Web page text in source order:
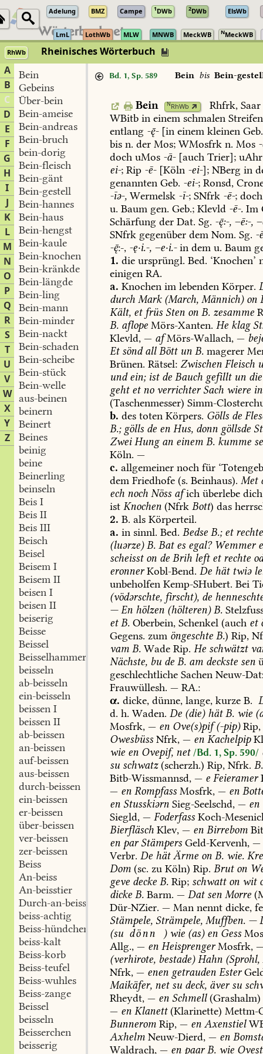
Adelung BMZ Campe 1DWb 2DWb ElsWb
LmL LothWb MLW MNWB MeckWB NMeckWB
RhWb
Rheinisches Wörterbuch
A
B
C
D
E
F
G
H
I
J
K
L
M
N
O
P
Q
R
S
T
U
V
W
X
Y
Z
Bein
Gebeins
Über-bein
Bein-ameise
Bein-andreas
Bein-bruch
bein-dorig
Bein-fleisch
Bein-gänt
Bein-gestell
Bein-hannes
Bein-haus
Bein-hengst
Bein-kaule
Bein-knochen
Bein-kränkde
Bein-längde
Bein-ling
Bein-mann
Bein-minder
Bein-nackt
Bein-schaden
Bein-scheibe
Bein-stück
Bein-welle
aus-beinen
beinern
Beinert
Beines
beinig
beine
Beinerling
beinseln
Beis I
Beis II
Beis III
Beisch
Beisel
Beisem I
Beisem II
beisen I
beisen II
beiserig
Beisse
Beissel
Beisselhammer
beisseln
ab-beisseln
ein-beisseln
beissen I
beissen II
ab-beissen
an-beissen
auf-beissen
aus-beissen
durch-beissen
ein-beissen
er-beissen
über-beissen
ver-beissen
zer-beissen
Beiss
An-beiss
An-beisstier
Durch-an-beisstier
beiss-achtig
Beiss-hündchen
beiss-kalt
Beiss-korb
Beiss-teufel
Beiss-wuhles
Beiss-zange
Beissel
beisseln
Beisserchen
beisserig
Bd. 1, Sp. 589 Beinbis Bein-
Bein NRhWb Rhfrk, Saar
WBitb in einem schmalen Streifen
entlang --[in einem kleinen Geb.
bis n. der Mos; WMosfrk n. Mos
doch uMos -ā-[auch Trier]; uAhr
ei-; Rip -ē-[Köln -ei-]; NBerg in
genannten Geb. -ei-; Ronsd,
-īə-, Wermelsk -ī-; SNfrk -ē-; doch
u. Baum gen. Geb.; Klevld -ē-. Im
Schärfung der Dat. Sg. -:-, –ē:-,
SNfrk gegenüber dem Nom. Sg. -
-:-, -ę·i.-, –e·i.-in dem u. Baum
1. die ursprüngl. Bed. ‘Knochen’
einigen RA.
a. Knochen im lebenden Körper.
durch Mark(March, Männich)on
Kält, etfrüs Sten on B. zesamme
B. aflope Mörs-Xanten. He klag
Klevld, — af Mörs-Wallach, —
EtsöndallBöttun B. magerer
Brünen. Rätsel: Zwischen Fleisch
undein;istde Bauch gefilltun die
gehtetnoverrichterSach wiere in
(Taschenmesser) Simm-
b. des toten Körpers. Gölls de
B.;gölls de en Hus, donn göllsde
ZweiHungan einem B. kumme
Köln. —
c. allgemeiner noch für
dem Friedhofe (s. Beinhaus). Met
ech noch Nöss afich überlebe
ist Knochen (Nfrk Bott) das
2. B. als Körperteil.
a. in sinnl. Bed. Bedse B.;et
(luərze)B. Bates egal?Wemmer
scheisston de Brih leftetrechte
eronner Kobl-Bend. De hättwiə
unbeholfen Kemp-SHubert. Bei
(vödərschte, firscht), de
—En hölzen (hölteren)B.
etB. Oberbein, Schenkel (auch et
Gegens. zum öngeschte B.) Rip,
vam B. Wade Rip. He schwätzt
Nächste, bu de B. am deckste sen
geschlechtliche Sachen Neuw-
Frauwüllesh. — RA.:
α. dicke, dünne, lange, kurze B.
d. h. Waden. De (die)hätB. wie
Mosfrk, — en Ove(s)pif(-pip)Rip,
Owesbüss Nfrk, — en Kachelpip
wie en Ovepif, net /Bd. 1, Sp. 590/
su schwatz(scherzh.) Rip, Nfrk. B.
Bitb-Wissmannsd, — e Feieramer
— en Rompfass Mosfrk, — en
en Stusskiərn Sieg-Seelschd, — en
Siegld, — Foderfass Koch-
Bierfläsch Klev, — en Birrebom
en parStämpers Geld-Kervenh, —
Verbr. De hätÄrme on B. wie.
Dom (sc. zu Köln) Rip. Bruton
geve decke B. Rip; schwatton wit
dicke B. Barm. — Datsen Morre
Dür-NZier. — Man nennt dicke,
Stämpele, Strämpele, Muffben. —
(su dönn )wie (as)en Gess
Allg., — en HeisprengerMosfrk,
(verhirote, bestade)Hahn (Sprohl,
Nfrk, — enen getrauden Ester
Maikäfer, netsu deck, äversu
Rheydt, — en Schmell(Grashalm)
— en Klanett(Klarinette) Mettm-
Bunnerom Rip, — en Axenstiel
Axhelm Neuw-Dierd, — en
Waldrach, — en paarB. wie